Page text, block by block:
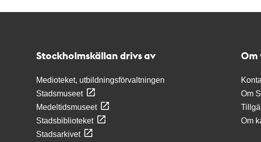
Stockholmskällan drivs av
Medioteket, utbildningsförvaltningen
Stadsmuseet
Medeltidsmuseet
Stadsbiblioteket
Stadsarkivet
Om
Om
Om